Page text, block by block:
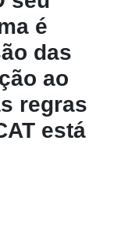
é
das
ao
regras
está